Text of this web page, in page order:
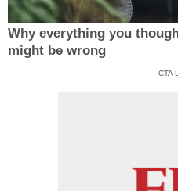
Why everything you
might be wrong
CTA